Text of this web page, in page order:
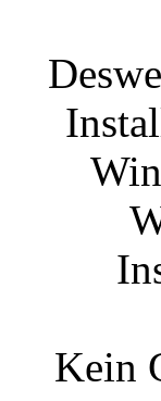
Kein